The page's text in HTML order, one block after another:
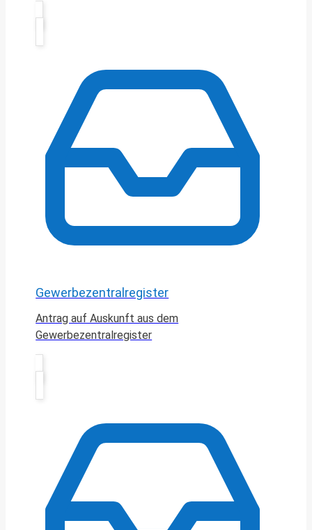
Gewerbezentralregister
Antrag auf Auskunft aus dem
Gewerbezentralregister